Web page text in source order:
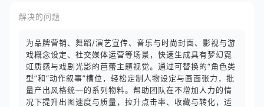
解决的问题
为品牌营销、舞蹈/演艺宣传、音乐与时尚封面、影视与游
戏概念设定、社交媒体运营等场景，快速生成具有梦幻霓
虹质感与戏剧光影的芭蕾主题视觉。通过可替换的“角色类
型”和“动作叙事”槽位，轻松定制人物设定与画面张力，批
量产出风格统一的系列物料。帮助团队在不增加人力的情
况下提升出图速度与质量，拉升点击率、收藏与转化，适